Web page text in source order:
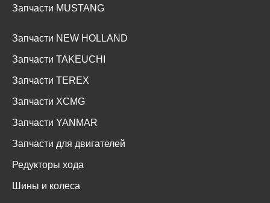
Запчасти MUSTANG
Запчасти NEW HOLLAND
Запчасти TAKEUCHI
Запчасти TEREX
Запчасти XCMG
Запчасти YANMAR
Запчасти для двигателей
Редукторы хода
Шины и колеса